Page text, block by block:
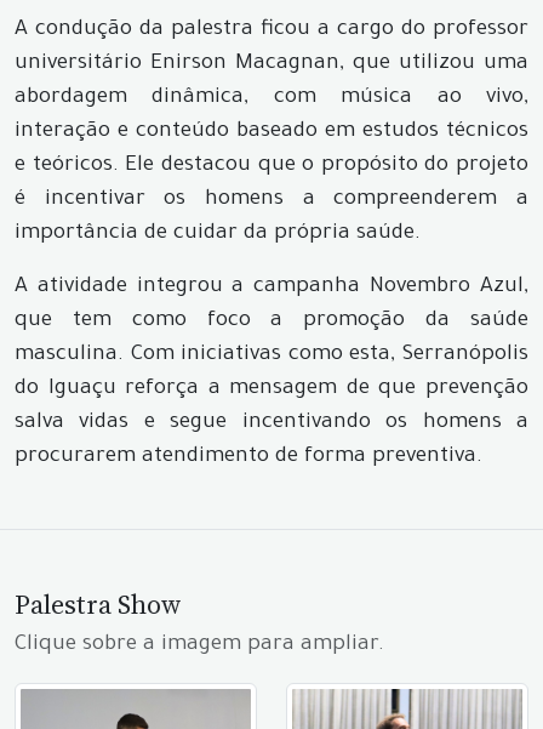
A condução da palestra ficou a cargo do professor
universitário Enirson Macagnan, que utilizou uma
abordagem dinâmica, com música ao vivo,
interação e conteúdo baseado em estudos técnicos
e teóricos. Ele destacou que o propósito do projeto
é incentivar os homens a compreenderem a
importância de cuidar da própria saúde.
A atividade integrou a campanha Novembro Azul,
que tem como foco a promoção da saúde
masculina. Com iniciativas como esta, Serranópolis
do Iguaçu reforça a mensagem de que prevenção
salva vidas e segue incentivando os homens a
procurarem atendimento de forma preventiva.
Palestra Show
Clique sobre a imagem para ampliar.